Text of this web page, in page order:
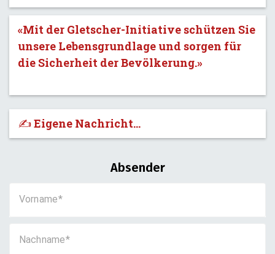
«Mit der Gletscher-Initiative schützen Sie
unsere Lebensgrundlage und sorgen für
die Sicherheit der Bevölkerung.»
✍️ Eigene Nachricht...
Absender
Vorname
Nachname